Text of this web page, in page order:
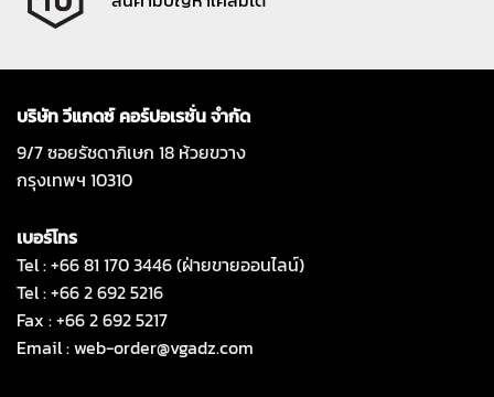
บริษัท วีแกดซ์ คอร์ปอเรชั่น จำกัด
9/7 ซอยรัชดาภิเษก 18 ห้วยขวาง
กรุงเทพฯ 10310
เบอร์โทร
Tel : +66 81 170 3446 (ฝ่ายขายออนไลน์)
Tel : +66 2 692 5216
Fax : +66 2 692 5217
Email :web-order@vgadz.com